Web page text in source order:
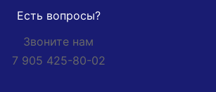
Есть вопросы?
Звоните нам
7 905 425-80-02